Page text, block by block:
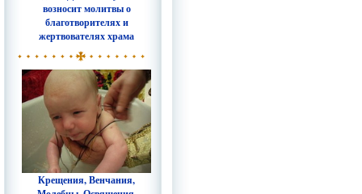
возносит молитвы о
благотворителях и
жертвователях храма
Крещения, Венчания,